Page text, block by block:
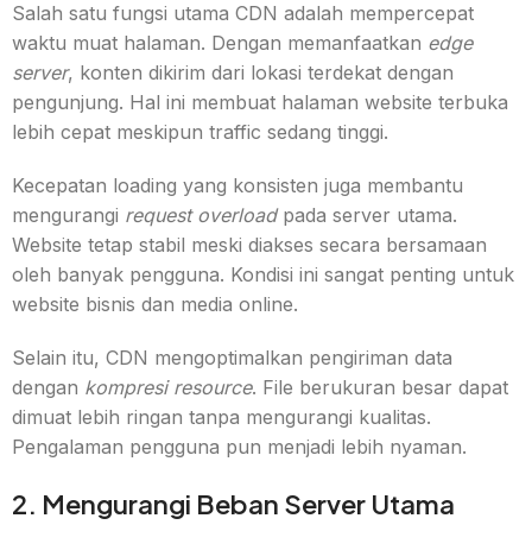
Salah satu fungsi utama CDN adalah mempercepat
waktu muat halaman. Dengan memanfaatkan edge
server, konten dikirim dari lokasi terdekat dengan
pengunjung. Hal ini membuat halaman website terbuka
lebih cepat meskipun traffic sedang tinggi.
Kecepatan loading yang konsisten juga membantu
mengurangi request overloadpada server utama.
Website tetap stabil meski diakses secara bersamaan
oleh banyak pengguna. Kondisi ini sangat penting untuk
website bisnis dan media online.
Selain itu, CDN mengoptimalkan pengiriman data
dengan kompresi resource. File berukuran besar dapat
dimuat lebih ringan tanpa mengurangi kualitas.
Pengalaman pengguna pun menjadi lebih nyaman.
2. Mengurangi Beban Server Utama